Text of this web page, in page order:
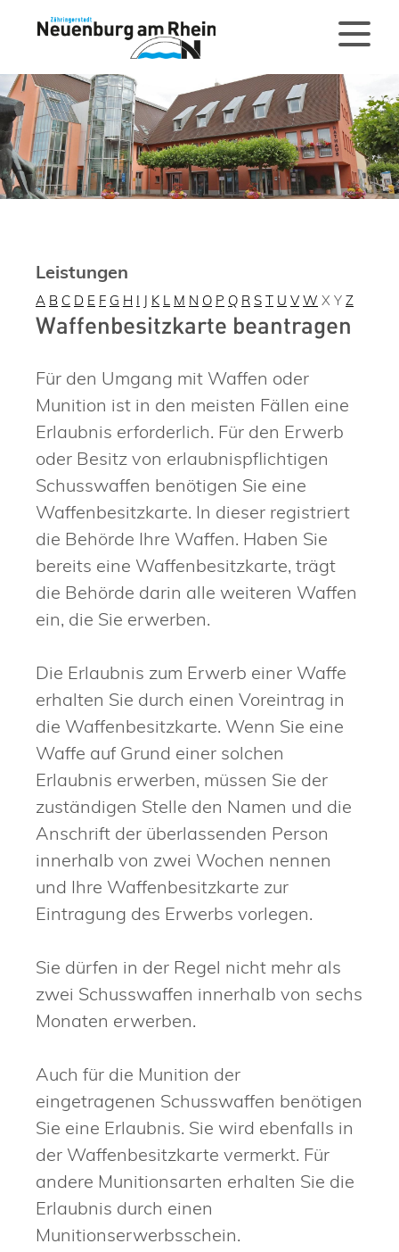
Leistungen
A B C D E F G H I J K L M N O P Q R S T U V W X Y Z
Waffenbesitzkarte beantragen
Für den Umgang mit Waffen oder
Munition ist in den meisten Fällen eine
Erlaubnis erforderlich. Für den Erwerb
oder Besitz von erlaubnispflichtigen
Schusswaffen benötigen Sie eine
Waffenbesitzkarte. In dieser registriert
die Behörde Ihre Waffen. Haben Sie
bereits eine Waffenbesitzkarte, trägt
die Behörde darin alle weiteren Waffen
ein, die Sie erwerben.
Die Erlaubnis zum Erwerb einer Waffe
erhalten Sie durch einen Voreintrag in
die Waffenbesitzkarte. Wenn Sie eine
Waffe auf Grund einer solchen
Erlaubnis erwerben, müssen Sie der
zuständigen Stelle den Namen und die
Anschrift der überlassenden Person
innerhalb von zwei Wochen nennen
und Ihre Waffenbesitzkarte zur
Eintragung des Erwerbs vorlegen.
Sie dürfen in der Regel nicht mehr als
zwei Schusswaffen innerhalb von sechs
Monaten erwerben.
Auch für die Munition der
eingetragenen Schusswaffen benötigen
Sie eine Erlaubnis. Sie wird ebenfalls in
der Waffenbesitzkarte vermerkt. Für
andere Munitionsarten erhalten Sie die
Erlaubnis durch einen
Munitionserwerbsschein.